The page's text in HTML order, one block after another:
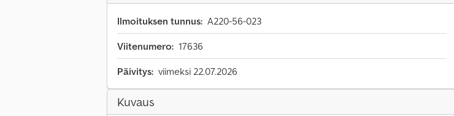
Ilmoituksen tunnus: A220-56-023
Viitenumero: 17636
Päivitys: viimeksi 22.07.2026
Kuvaus